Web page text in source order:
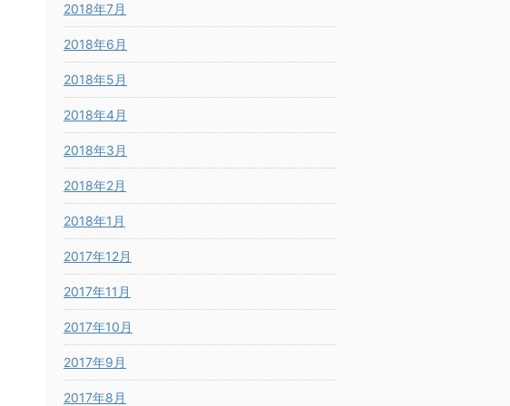
2018年7月
2018年6月
2018年5月
2018年4月
2018年3月
2018年2月
2018年1月
2017年12月
2017年11月
2017年10月
2017年9月
2017年8月